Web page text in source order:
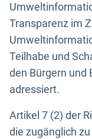
Transparenz im
Teilhabe und
den Bürgern und
adressiert.
Artikel 7 (2) der
die zugänglich